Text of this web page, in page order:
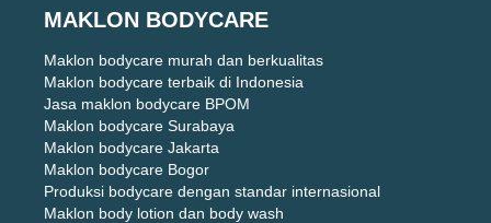
MAKLON BODYCARE
Maklon bodycare murah dan berkualitas
Maklon bodycare terbaik di Indonesia
Jasa maklon bodycare BPOM
Maklon bodycare Surabaya
Maklon bodycare Jakarta
Maklon bodycare Bogor
Produksi bodycare dengan standar internasional
Maklon body lotion dan body wash